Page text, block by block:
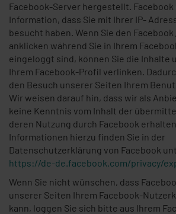
Facebook-Server hergestellt.
Information, dass Sie mit Ihrer IP-
besucht haben. Wenn Sie den Facebook
anklicken während Sie in Ihrem
eingeloggt sind, können Sie die Inhalte
Ihrem Facebook-Profil verlinken.
den Besuch unserer Seiten Ihrem
Wir weisen darauf hin, dass wir als
keine Kenntnis vom Inhalt der
deren Nutzung durch Facebook
Informationen hierzu finden Sie in der
Datenschutzerklärung von Facebook
https://de-de.facebook.com/privacy/
Wenn Sie nicht wünschen, dass
unserer Seiten Ihrem Facebook-
kann, loggen Sie sich bitte aus Ihrem